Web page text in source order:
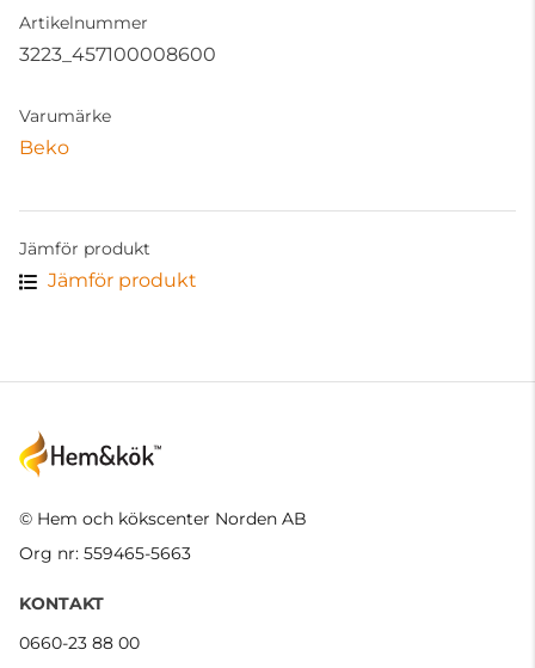
Artikelnummer
3223_457100008600
Varumärke
Beko
Jämför produkt
Jämför produkt
© Hem och kökscenter Norden AB
Org nr: 559465-5663
KONTAKT
0660-23 88 00